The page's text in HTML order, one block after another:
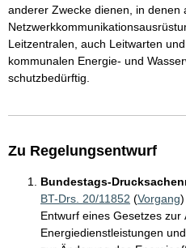
anderer Zwecke dienen, in denen
Leitzentralen, auch Leitwarten
kommunalen Energie- und
schutzbedürftig.
Zu Regelungsentwurf
Bundestags-
BT-Drs. 20/11852 (Vorgang)
Entwurf eines Gesetzes
Energiedienstleistungen